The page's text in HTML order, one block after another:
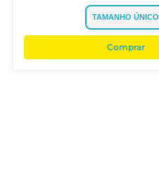
TAMANHO ÚNICO
Comprar